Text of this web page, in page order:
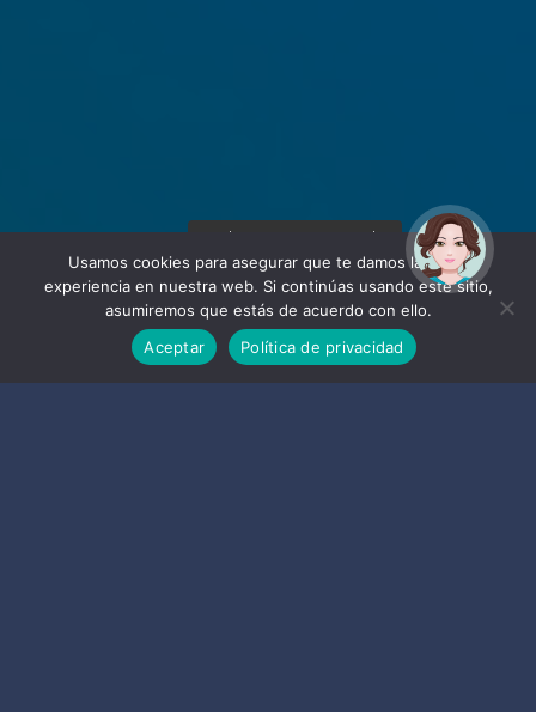
Usamos cookies para asegurar que te damos la mejor
experiencia en nuestra web. Si continúas usando este sitio,
asumiremos que estás de acuerdo con ello.
Aceptar
Política de privacidad
¡Hola! Soy Noy. ¿Puedo
ayudarte?